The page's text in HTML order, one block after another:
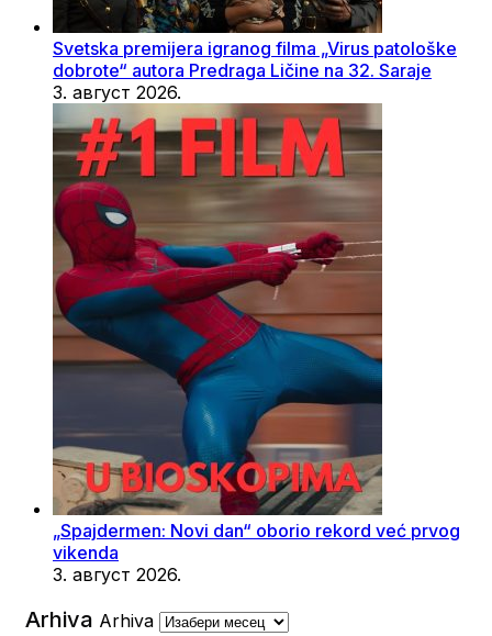
Svetska premijera igranog filma „Virus patološke
dobrote“ autora Predraga Ličine na 32. Saraje
3. август 2026.
„Spajdermen: Novi dan“ oborio rekord već prvog
vikenda
3. август 2026.
Arhiva Arhiva